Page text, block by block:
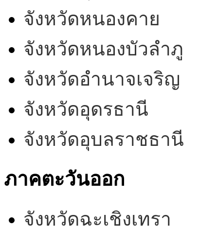
จังหวัดหนองคาย
จังหวัดหนองบัวลำภู
จังหวัดอำนาจเจริญ
จังหวัดอุดรธานี
จังหวัดอุบลราชธานี
ภาคตะวันออก
จังหวัดฉะเชิงเทรา